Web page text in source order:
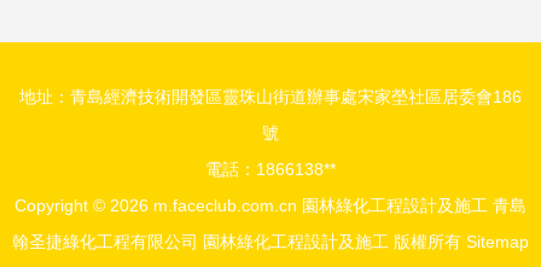
地址：青島經濟技術開發區靈珠山街道辦事處宋家塋社區居委會186
號
電話：1866138**
Copyright © 2026 m.faceclub.com.cn 園林綠化工程設計及施工 青島
翰圣捷綠化工程有限公司 園林綠化工程設計及施工 版權所有 Sitemap